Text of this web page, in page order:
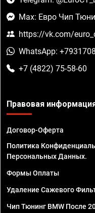
Max: Евро Чип
https://vk.com/
WhatsApp:
+7 (4822) 75-58-60
Правовая
Договор-Оферта
Политика
Персональных Данных.
Формы Оплаты
Удаление Сажевого
Чип Тюнинг BMW После